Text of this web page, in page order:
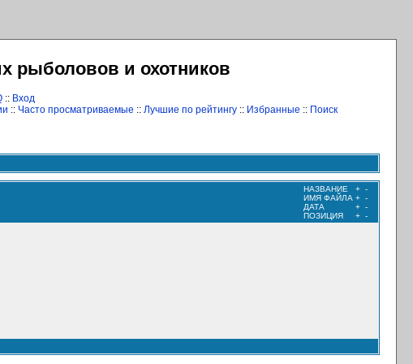
рыболовов и охотников
:: Вход
:: Часто просматриваемые :: Лучшие по рейтингу:: Избранные :: Поиск
НАЗВАНИЕ + -
ИМЯ ФАЙЛА + -
ДАТА
+ -
ПОЗИЦИЯ
+ -